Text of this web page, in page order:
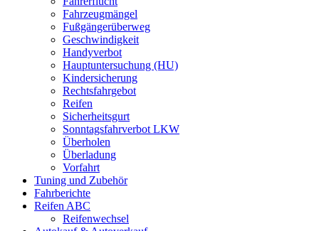
Fahrzeugmängel
Fußgängerüberweg
Geschwindigkeit
Handyverbot
Hauptuntersuchung (HU)
Kindersicherung
Rechtsfahrgebot
Reifen
Sicherheitsgurt
Sonntagsfahrverbot LKW
Überholen
Überladung
Vorfahrt
Tuning und Zubehör
Fahrberichte
Reifen ABC
Reifenwechsel